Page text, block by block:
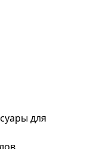
для